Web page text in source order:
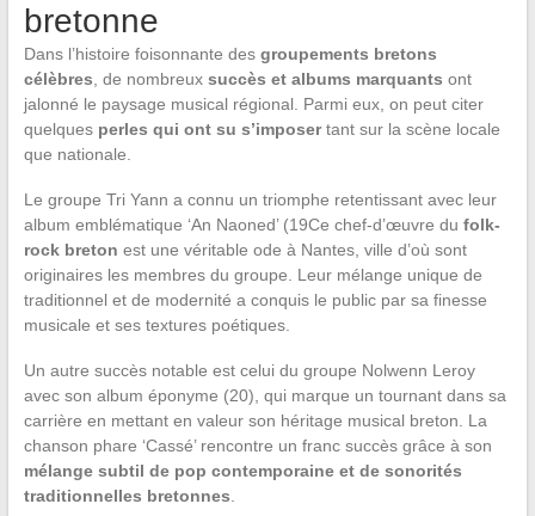
bretonne
Dans l’histoire foisonnante des groupements bretons
célèbres , de nombreux succès et albums marquants ont
jalonné le paysage musical régional. Parmi eux, on peut citer
quelques perles qui ont su s’imposertant sur la scène locale
que nationale.
Le groupe Tri Yann a connu un triomphe retentissant avec leur
album emblématique ‘An Naoned’ (19Ce chef-d’œuvre du folk-
rock breton est une véritable ode à Nantes, ville d’où sont
originaires les membres du groupe. Leur mélange unique de
traditionnel et de modernité a conquis le public par sa finesse
musicale et ses textures poétiques.
Un autre succès notable est celui du groupe Nolwenn Leroy
avec son album éponyme (20), qui marque un tournant dans sa
carrière en mettant en valeur son héritage musical breton. La
chanson phare ‘Cassé’ rencontre un franc succès grâce à son
mélange subtil de pop contemporaine et de sonorités
traditionnelles bretonnes